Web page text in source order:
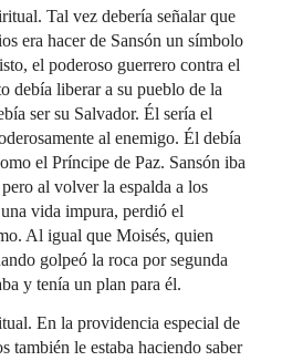
Tal vez debería señalar que
era hacer de Sansón un símbolo
el poderoso guerrero contra el
debía liberar a su pueblo de la
ser su Salvador. Él sería el
al enemigo. Él debía
el Príncipe de Paz. Sansón iba
al volver la espalda a los
vida impura, perdió el
Al igual que Moisés, quien
golpeó la roca por segunda
y tenía un plan para él.
En la providencia especial de
también le estaba haciendo saber